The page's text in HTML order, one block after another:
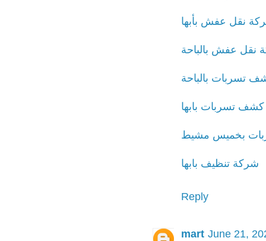
نقل عفش بأبها
نقل عفش بالباحة
تسربات بالباحة
تسربات بابها
بخميس مشيط
شركة تنظيف بابها
Reply
mart June 21,